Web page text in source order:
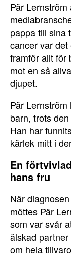
Pär
pappa till sina
cancer var
framför allt för
mot en så
djupet.
Pär
barn, trots
Han har
kärlek mitt i
En
hans fru
När
möttes Pär
som var svår
älskad
om hela